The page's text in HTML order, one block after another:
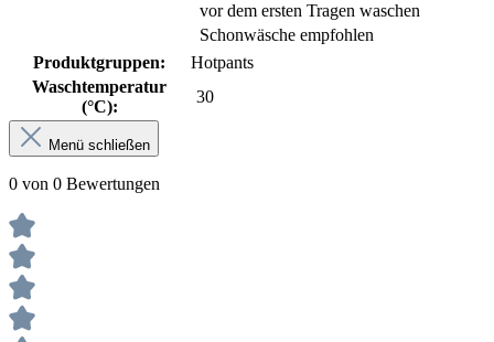
vor dem ersten Tragen waschen
Schonwäsche empfohlen
Produktgruppen:
Hotpants
Waschtemperatur
(°C):
30
Menü schließen
0 von 0 Bewertungen